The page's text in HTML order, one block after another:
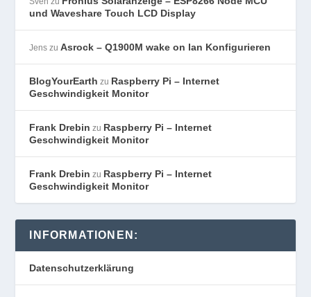
und Waveshare Touch LCD Display
Jens zuAsrock – Q1900M wake on lan Konfigurieren
BlogYourEarth zu Raspberry Pi – Internet
Geschwindigkeit Monitor
Frank Drebin zu Raspberry Pi – Internet
Geschwindigkeit Monitor
Frank Drebin zu Raspberry Pi – Internet
Geschwindigkeit Monitor
INFORMATIONEN:
Datenschutzerklärung